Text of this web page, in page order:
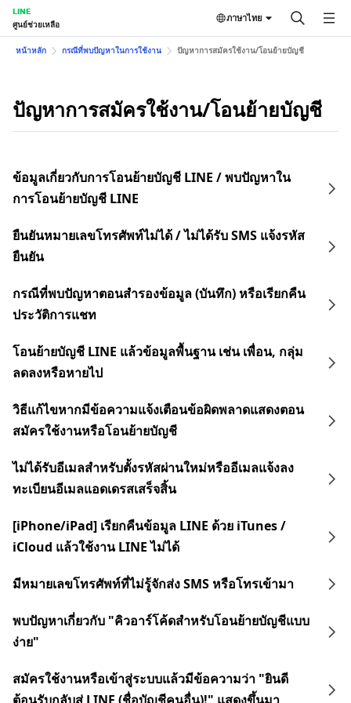
LINE
ศูนย์ช่วยเหลือ
ภาษาไทย
หน้าหลัก กรณีที่พบปัญหาในการใช้งาน ปัญหาการสมัครใช้งาน/โอนย้ายบัญชี
ปัญหาการสมัครใช้งาน/โอนย้ายบัญชี
ข้อมูลเกี่ยวกับการโอนย้ายบัญชี LINE / พบปัญหาใน
การโอนย้ายบัญชี LINE
ยืนยันหมายเลขโทรศัพท์ไม่ได้ / ไม่ได้รับ SMS แจ้งรหัส
ยืนยัน
กรณีที่พบปัญหาตอนสำรองข้อมูล (บันทึก) หรือเรียกคืน
ประวัติการแชท
โอนย้ายบัญชี LINE แล้วข้อมูลพื้นฐาน เช่น เพื่อน, กลุ่ม
ลดลงหรือหายไป
วิธีแก้ไขหากมีข้อความแจ้งเตือนข้อผิดพลาดแสดงตอน
สมัครใช้งานหรือโอนย้ายบัญชี
ไม่ได้รับอีเมลสำหรับตั้งรหัสผ่านใหม่หรืออีเมลแจ้งลง
ทะเบียนอีเมลแอดเดรสเสร็จสิ้น
[iPhone/iPad] เรียกคืนข้อมูล LINE ด้วย iTunes /
iCloud แล้วใช้งาน LINE ไม่ได้
มีหมายเลขโทรศัพท์ที่ไม่รู้จักส่ง SMS หรือโทรเข้ามา
พบปัญหาเกี่ยวกับ "คิวอาร์โค้ดสำหรับโอนย้ายบัญชีแบบ
ง่าย"
สมัครใช้งานหรือเข้าสู่ระบบแล้วมีข้อความว่า "ยินดี